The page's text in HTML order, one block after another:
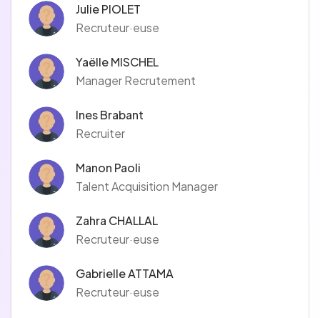
Julie PIOLET
Recruteur·euse
Yaëlle MISCHEL
Manager Recrutement
Ines Brabant
Recruiter
Manon Paoli
Talent Acquisition Manager
Zahra CHALLAL
Recruteur·euse
Gabrielle ATTAMA
Recruteur·euse